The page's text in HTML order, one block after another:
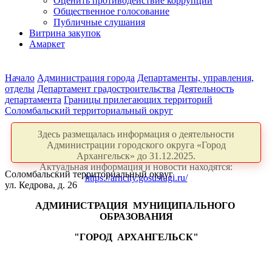
Общественное голосование
Публичные слушания
Витрина закупок
Амаркет
Начало Администрация города Департаменты, управления,
отделы Департамент градостроительства Деятельность
департамента Границы прилегающих территорий
Соломбальский территориальный округ
Здесь размещалась информация о деятельности
Администрации городского округа «Город
Архангельск» до 31.12.2025.
Актуальная информация и новости находятся:
https://arhcity.gosuslugi.ru/
Соломбальский территориальный округ
ул. Кедрова, д. 26
АДМИНИСТРАЦИЯ МУНИЦИПАЛЬНОГО
ОБРАЗОВАНИЯ
"ГОРОД АРХАНГЕЛЬСК"